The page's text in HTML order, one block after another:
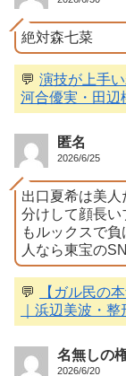
絶対森七菜
💬 演技が上手
河合優実・田
匿名
2026/6/25
出口夏希は美
分けして顔長い
もルックスで
人なら東宝の
💬
【ガル民の
｜浜辺美波・
名無しの
2026/6/20